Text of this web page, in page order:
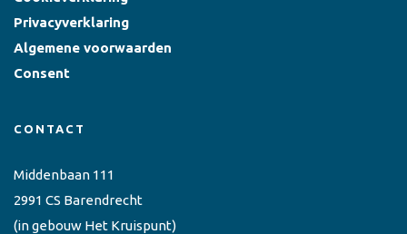
Privacyverklaring
Algemene voorwaarden
Consent
CONTACT
Middenbaan 111
2991 CS Barendrecht
(in gebouw Het Kruispunt)